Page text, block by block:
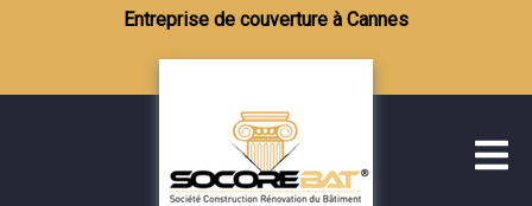
Entreprise de couverture à Cannes